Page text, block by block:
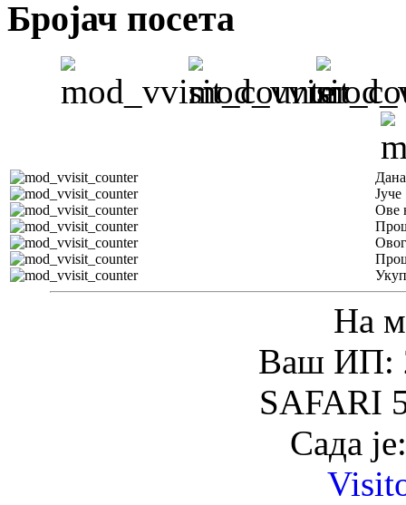
Бројач посета
Јуче
Ове
На
Ваш ИП:
SAFARI
Сада